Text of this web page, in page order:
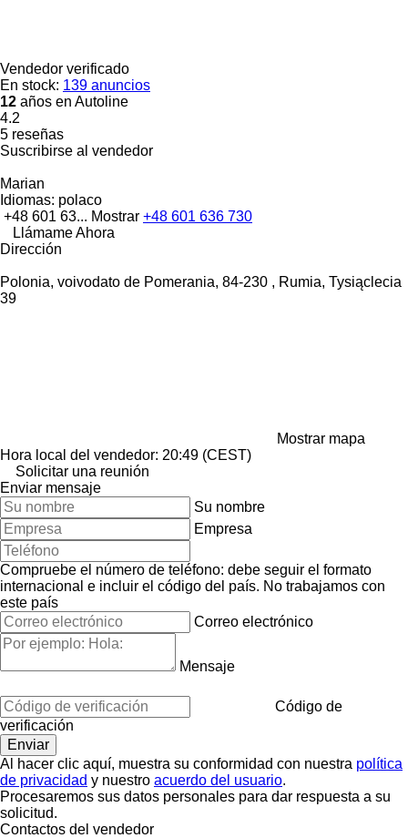
Vendedor verificado
En stock: 139 anuncios
12 años en Autoline
4.2
5 reseñas
Suscribirse al vendedor
Marian
Idiomas: polaco
+48 601 63... Mostrar +48 601 636 730
Llámame Ahora
Dirección
Polonia, voivodato de Pomerania, 84-230 , Rumia, Tysiąclecia
39
Mostrar mapa
Hora local del vendedor: 20:49 (CEST)
Solicitar una reunión
Enviar mensaje
Su nombre
Empresa
Compruebe el número de teléfono: debe seguir el formato
internacional e incluir el código del país. No trabajamos con
este país
Correo electrónico
Mensaje
Código de
verificación
Al hacer clic aquí, muestra su conformidad con nuestra política
de privacidad y nuestro acuerdo del usuario.
Procesaremos sus datos personales para dar respuesta a su
solicitud.
Contactos del vendedor